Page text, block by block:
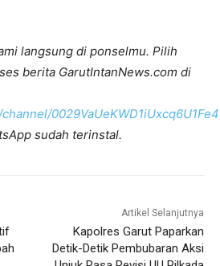
langsung di ponselmu. Pilih
berita GarutIntanNews.com di
sudah terinstal.
Artikel Selanjutnya
Kapolres Garut Paparkan
Detik-Detik Pembubaran Aksi